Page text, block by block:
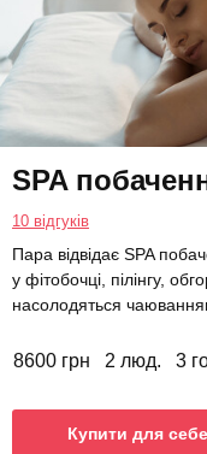
SPA
10 відгуків
Пара відвідає SPA
у фітобочці, пілінгу,
насолодяться
8600 грн 2 люд. 3
Купити для себе